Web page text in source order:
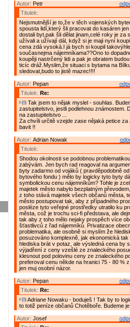
Autor: Petr
Titulek:
Nejsmutnější je to,že v těch vojenských
spousta lidí,který šli pracovat do kasáren
dostali byt,pak šli dělat jinam,celé roky je za
užívali a užívají dál, když si je maji nyní
cena zdá vysoká.I já bych si koupil
současnejma nájemníkama??Ono to
koupěji nastrčený lidi a pak je obratem
ticíc dráž.Myslim,že situaci s bytama na
sledovat,budo to jistě mazec!!!!
Autor: Pepan
Titulek: Re:
Tak jsem to nějak myslel - souhlas.
zastupitelstvo, jestli podlehnou známostem.
na zastupitelstvo ...
Za chvíli určitě vzejde zase nějaká petice
bavit !!
Autor: Adrian Nowak
Titulek:
Shodou okolnosti se podobnou
zabývám. Jen bych rad reagoval na
byty zadarmo od vojáků ( pravděpodobně
bytového fondu ) mělo by logicky tyto byty
symbolickou cenu nájemníkům? Tohle je
majetek město nabylo bezplatným
z toho stává majetek všech občanů města,
město postupovat tak, aby z případného
posléze tyto veřejné prostředky utratilo ku
města, což je trochu sci-fi představa, ale
tak aby z toho mělo nejaky prospěch více
šťastlivců z řad nájemníků. Privatizace
problematika, ale osobně si myslím že
posuzováno komplexně, jak ekonomická tak
hlediska brát v potaz, ale výsledná cena by
výjadření z ceny vzešlé ze znaleckého
klesnout pod polovinu ceny ze znaleckého
preferoval cenu někde na hranici 75 - 80 %
jen muj osobní názor.
Autor: Pepan
Titulek: Re:
Adriane Nowaku - boduješ ! Tak by to
to totiž peníze občanů Chotěboře. Budeme
Autor: Josef